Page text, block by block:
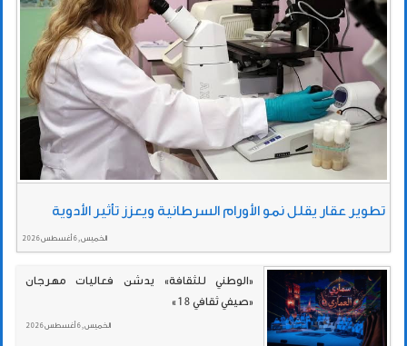
تطوير عقار يقلل نمو الأورام السرطانية ويعزز تأثير الأدوية
الخميس , 6 أغسطس 2026
«الوطني للثقافة» يدشن فعاليات مهرجان
«صيفي ثقافي 18»
الخميس , 6 أغسطس 2026